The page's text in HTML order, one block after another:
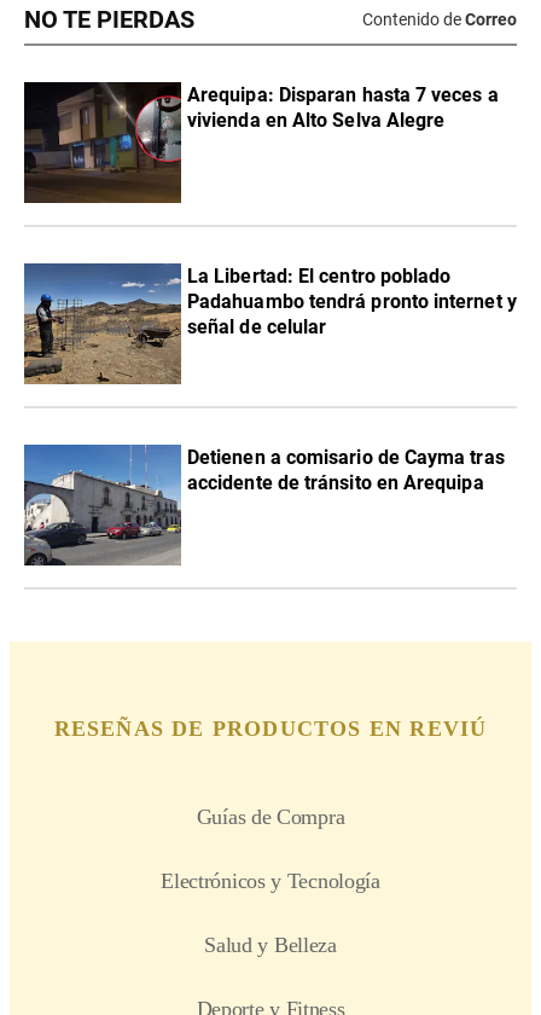
NO TE PIERDAS Contenido deCorreo
Arequipa: Disparan hasta 7 veces a
vivienda en Alto Selva Alegre
La Libertad: El centro poblado
Padahuambo tendrá pronto internet y
señal de celular
Detienen a comisario de Cayma tras
accidente de tránsito en Arequipa